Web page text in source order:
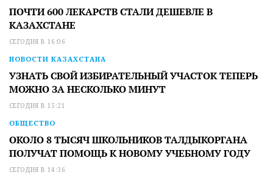
ПОЧТИ 600 ЛЕКАРСТВ СТАЛИ ДЕШЕВЛЕ В
КАЗАХСТАНЕ
СЕГОДНЯ В 16:06
НОВОСТИ КАЗАХСТАНА
УЗНАТЬ СВОЙ ИЗБИРАТЕЛЬНЫЙ УЧАСТОК ТЕПЕРЬ
МОЖНО ЗА НЕСКОЛЬКО МИНУТ
СЕГОДНЯ В 15:21
ОБЩЕСТВО
ОКОЛО 8 ТЫСЯЧ ШКОЛЬНИКОВ ТАЛДЫКОРГАНА
ПОЛУЧАТ ПОМОЩЬ К НОВОМУ УЧЕБНОМУ ГОДУ
СЕГОДНЯ В 14:36